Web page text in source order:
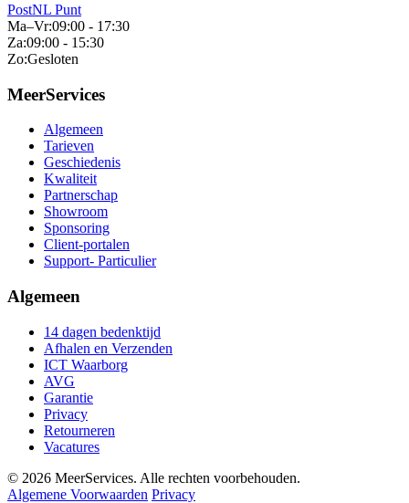
PostNL Punt
Ma–Vr:09:00 - 17:30
Za:09:00 - 15:30
Zo:Gesloten
MeerServices
Algemeen
Tarieven
Geschiedenis
Kwaliteit
Partnerschap
Showroom
Sponsoring
Client-portalen
Support- Particulier
Algemeen
14 dagen bedenktijd
Afhalen en Verzenden
ICT Waarborg
AVG
Garantie
Privacy
Retourneren
Vacatures
© 2026 MeerServices. Alle rechten voorbehouden.
Algemene Voorwaarden Privacy